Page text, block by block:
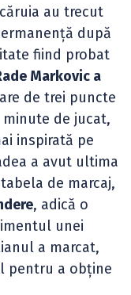
au trecut
după
fiind probat
Markovic a
de trei puncte
de jucat,
inspirată pe
a avut ultima
de marcaj,
, adică o
unei
a marcat,
pentru a obține